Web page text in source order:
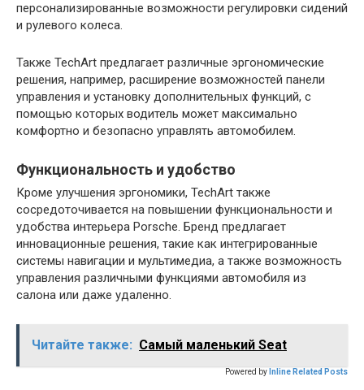
персонализированные возможности регулировки сидений
и рулевого колеса.
Также TechArt предлагает различные эргономические
решения, например, расширение возможностей панели
управления и установку дополнительных функций, с
помощью которых водитель может максимально
комфортно и безопасно управлять автомобилем.
Функциональность и удобство
Кроме улучшения эргономики, TechArt также
сосредоточивается на повышении функциональности и
удобства интерьера Porsche. Бренд предлагает
инновационные решения, такие как интегрированные
системы навигации и мультимедиа, а также возможность
управления различными функциями автомобиля из
салона или даже удаленно.
Читайте также: Самый маленький Seat
Powered by Inline Related Posts